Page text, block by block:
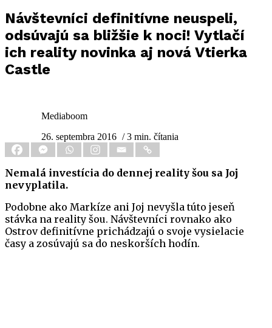
Návštevníci definitívne neuspeli,
odsúvajú sa bližšie k noci! Vytlačí
ich reality novinka aj nová Vtierka
Castle
Mediaboom
26. septembra 2016 / 3 min. čítania
Nemalá investícia do dennej reality šou sa Joj
nevyplatila.
Podobne ako Markíze ani Joj nevyšla túto jeseň
stávka na reality šou. Návštevníci rovnako ako
Ostrov definitívne prichádzajú o svoje vysielacie
časy a zosúvajú sa do neskorších hodín.